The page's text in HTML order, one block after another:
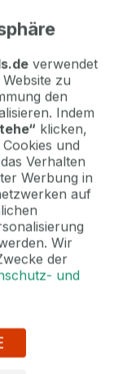
mit dem Angebot
exklusiven
verwendet
zu
den
Indem
klicken,
und
Verhalten
Werbung in
auf
Wir
der
und